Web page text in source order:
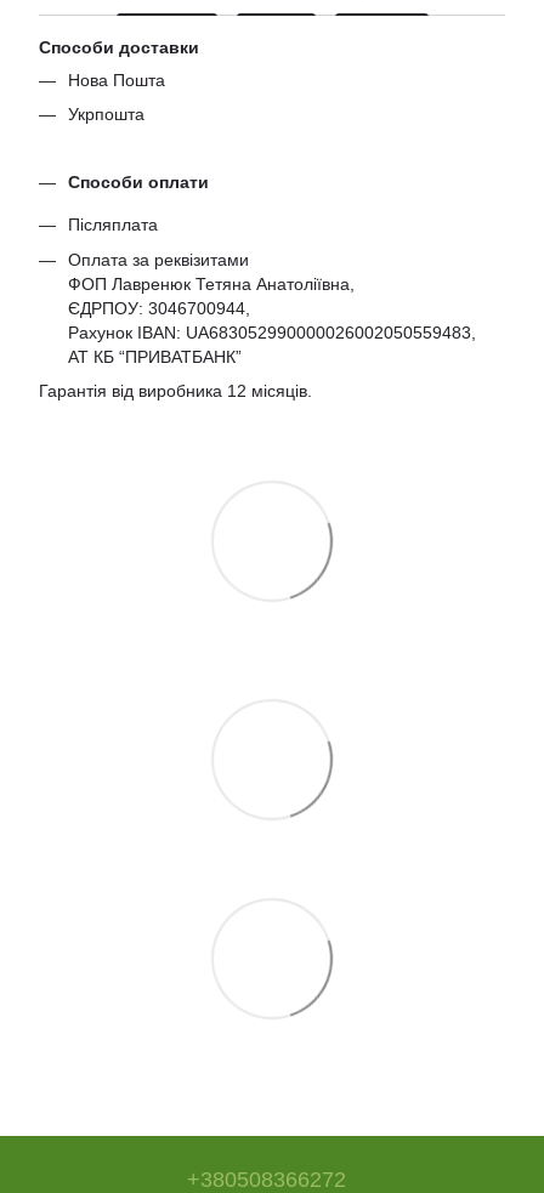
Способи доставки
Нова Пошта
Укрпошта
Способи оплати
Післяплата
Оплата за реквізитами
ФОП Лавренюк Тетяна Анатоліївна,
ЄДРПОУ: 3046700944
Рахунок IBAN: UA683052990000026002050559483,
АТ КБ “ПРИВАТБАНК”
Гарантія від виробника 12 місяців.
+380508366272